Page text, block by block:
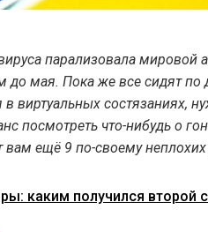
парализовала мировой
до мая. Пока же все сидят
виртуальных состязаниях,
посмотреть что-нибудь о
вам ещё 9 по-своему
каким получился второй